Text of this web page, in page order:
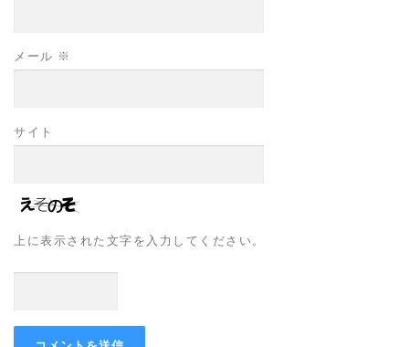
メール ※
サイト
上に表示された文字を入力してください。